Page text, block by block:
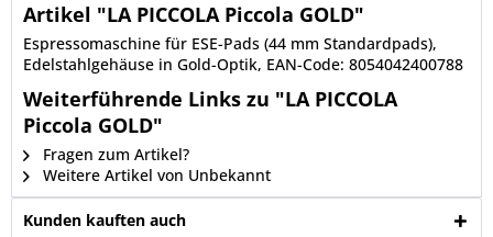
Artikel "LA PICCOLA Piccola GOLD"
Espressomaschine für ESE-Pads (44 mm Standardpads),
Edelstahlgehäuse in Gold-Optik, EAN-Code: 8054042400788
Weiterführende Links zu "LA PICCOLA
Piccola GOLD"
Fragen zum Artikel?
Weitere Artikel von Unbekannt
Kunden kauften auch